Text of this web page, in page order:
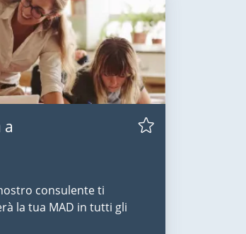
consulente ti
la tua MAD in tutti gli